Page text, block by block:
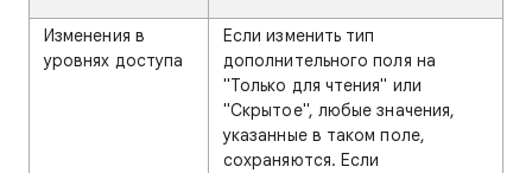
Изменения в
уровнях доступа
Если изменить тип
дополнительного поля на
"Только для чтения" или
"Скрытое", любые значения,
указанные в таком поле,
сохраняются. Если